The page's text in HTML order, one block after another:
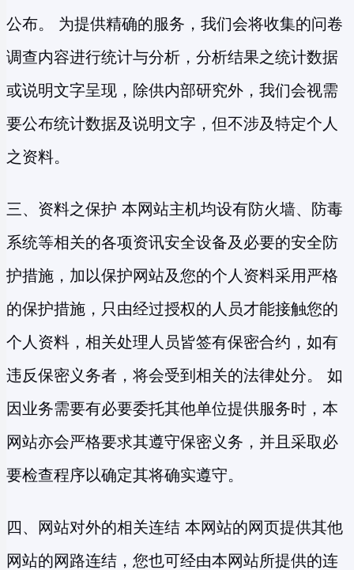
公布。 为提供精确的服务，我们会将收集的问卷
调查内容进行统计与分析，分析结果之统计数据
或说明文字呈现，除供内部研究外，我们会视需
要公布统计数据及说明文字，但不涉及特定个人
之资料。
三、资料之保护 本网站主机均设有防火墙、防毒
系统等相关的各项资讯安全设备及必要的安全防
护措施，加以保护网站及您的个人资料采用严格
的保护措施，只由经过授权的人员才能接触您的
个人资料，相关处理人员皆签有保密合约，如有
违反保密义务者，将会受到相关的法律处分。 如
因业务需要有必要委托其他单位提供服务时，本
网站亦会严格要求其遵守保密义务，并且采取必
要检查程序以确定其将确实遵守。
四、网站对外的相关连结 本网站的网页提供其他
网站的网路连结，您也可经由本网站所提供的连